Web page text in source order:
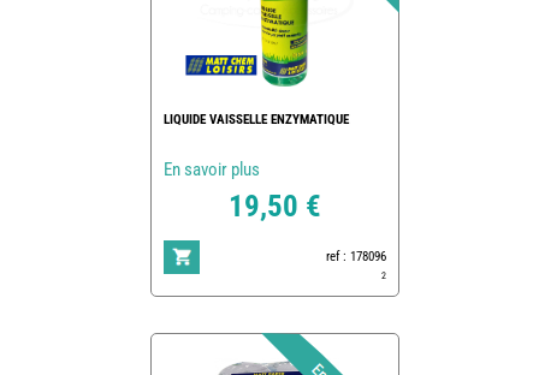
LIQUIDE VAISSELLE ENZYMATIQUE
En savoir plus
19,50 €
ref : 178096
2